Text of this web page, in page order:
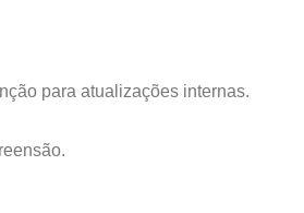
para atualizações internas.